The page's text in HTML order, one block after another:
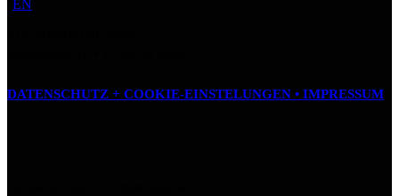
EN
DATENSCHUTZ + COOKIE-EINSTELUNGEN • IMPRESSUM